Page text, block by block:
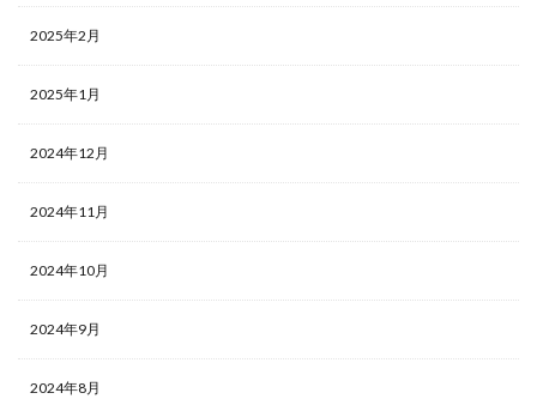
2025年2月
2025年1月
2024年12月
2024年11月
2024年10月
2024年9月
2024年8月